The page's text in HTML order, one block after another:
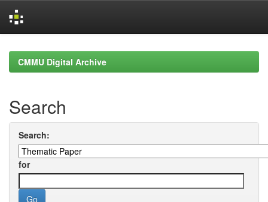
navigationCMMU Digital Archive
Search
Search:
for